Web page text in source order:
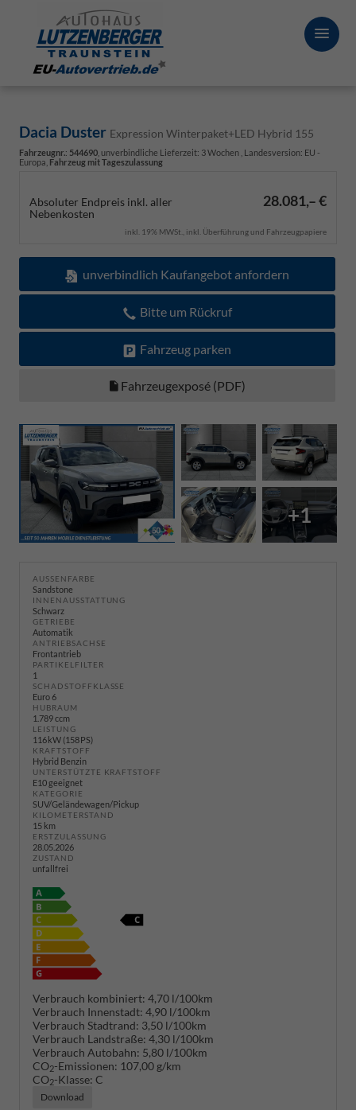
Dacia Duster Expression Winterpaket+LED Hybrid 155
Fahrzeugnr.: 544690 , unverbindliche Lieferzeit: 3 Wochen , Landesversion: EU -
Europa, Fahrzeug mit Tageszulassung
Absoluter Endpreis inkl. aller
Nebenkosten
28.081,– €
inkl. 19% MWSt., inkl. Überführung und Fahrzeugpapiere
unverbindlich Kaufangebot anfordern
Bitte um Rückruf
Fahrzeug parken
Fahrzeugexposé (PDF)
+1
AUSSENFARBE
Sandstone
INNENAUSSTATTUNG
Schwarz
GETRIEBE
Automatik
ANTRIEBSACHSE
Frontantrieb
PARTIKELFILTER
1
SCHADSTOFFKLASSE
Euro 6
HUBRAUM
1.789 ccm
LEISTUNG
116 kW (158 PS)
KRAFTSTOFF
Hybrid Benzin
UNTERSTÜTZTE KRAFTSTOFF
E10 geeignet
KATEGORIE
SUV/Geländewagen/Pickup
KILOMETERSTAND
15 km
ERSTZULASSUNG
28.05.2026
ZUSTAND
unfallfrei
Verbrauch kombiniert: 4,70 l/100km
Verbrauch Innenstadt: 4,90 l/100km
Verbrauch Stadtrand: 3,50 l/100km
Verbrauch Landstraße: 4,30 l/100km
Verbrauch Autobahn: 5,80 l/100km
CO2-Emissionen: 107,00 g/km
CO2-Klasse: C
Download